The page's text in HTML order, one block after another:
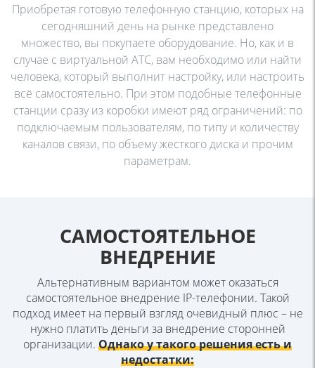
Приобретая готовую телефонную станцию, которых на
сегодняшний день на рынке представлено
множество, вы покупаете оборудование. Но, как и в
случае с виртуальной АТС, вам необходимо или найти
человека, который выполнит настройку, или настроить
всё самостоятельно. При этом подобные телефонные
станции сразу из коробки имеют рядограничений: по
подключаемым пользователям, по типу и количеству
каналов связи, по объему жесткого диска и прочим
параметрам.
САМОСТОЯТЕЛЬНОЕ
ВНЕДРЕНИЕ
Альтернативным вариантом может оказаться
самостоятельное внедрение IP-телефонии. Такой
подход имеет на первый взгляд очевидный плюс – не
нужно платить деньги за внедрение сторонней
организации. Однако у такого решения есть и
недостатки: